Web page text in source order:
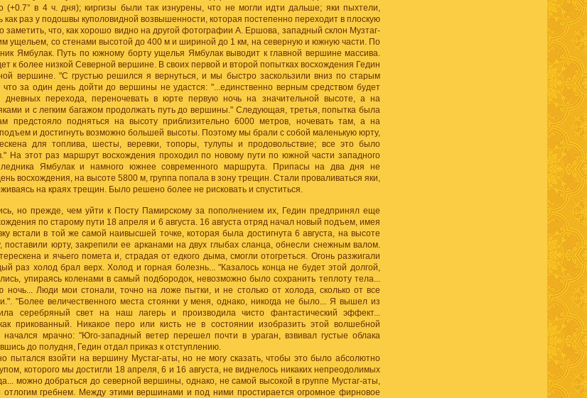
(+0.7° в 4 ч. дня); киргизы были так изнурены, что не могли идти дальше; яки пыхтели,
как раз у подошвы куполовидной возвышенности, которая постепенно переходит в плоскую
что, как хорошо видно на другой фотографии А. Ершова, западный склон Музтаг-
ущельем, со стенами высотой до 400 м и шириной до 1 км, на северную и южную части. По
Ямбулак. Путь по южному борту ущелья Ямбулак выводит к главной вершине массива.
к более низкой Северной вершине. В своих первой и второй попытках восхождения Гедин
вершине. "С грустью решился я вернуться, и мы быстро заскользили вниз по старым
за один день дойти до вершины не удастся: "...единственно верным средством будет
дневных перехода, переночевать в юрте первую ночь на значительной высоте, а на
и с легким багажом продолжать путь до вершины." Следующая, третья, попытка была
предстояло подняться на высоту приблизительно 6000 метров, ночевать там, а на
и достигнуть возможно большей высоты. Поэтому мы брали с собой маленькую юрту,
для топлива, шесты, веревки, топоры, тулупы и продовольствие; все это было
На этот раз маршрут восхождения проходил по новому пути по южной части западного
Ямбулак и намного южнее современного маршрута. Припасы на два дня не
восхождения, на высоте 5800 м, группа попала в зону трещин. Стали проваливаться яки,
на краях трещин. Было решено более не рисковать и спуститься.
но прежде, чем уйти к Посту Памирскому за пополнением их, Гедин предпринял еще
по старому пути 18 апреля и 6 августа. 16 августа отряд начал новый подъем, имея
встали в той же самой наивысшей точке, которая была достигнута 6 августа, на высоте
юрту, закрепили ее арканами на двух глыбах сланца, обнесли снежным валом.
и ячьего помета и, страдая от едкого дыма, смогли отогреться. Огонь разжигали
раз холод брал верх. Холод и горная болезнь... "Казалось конца не будет этой долгой,
упираясь коленами в самый подбородок, невозможно было сохранить теплоту тела...
ночь... Люди мои стонали, точно на ложе пытки, и не столько от холода, сколько от все
"Более величественного места стоянки у меня, однако, никогда не было... Я вышел из
серебряный свет на наш лагерь и производила чисто фантастический эффект...
прикованный. Никакое перо или кисть не в состоянии изобразить этой волшебной
мрачно: "Юго-западный ветер перешел почти в ураган, взвивал густые облака
до полудня, Гедин отдал приказ к отступлению.
пытался взойти на вершину Мустаг-аты, но не могу сказать, чтобы это было абсолютно
которого мы достигли 18 апреля, 6 и 16 августа, не виднелось никаких непреодолимых
можно добраться до северной вершины, однако, не самой высокой в группе Мустаг-аты,
гребнем. Между этими вершинами и под ними простирается огромное фирновое